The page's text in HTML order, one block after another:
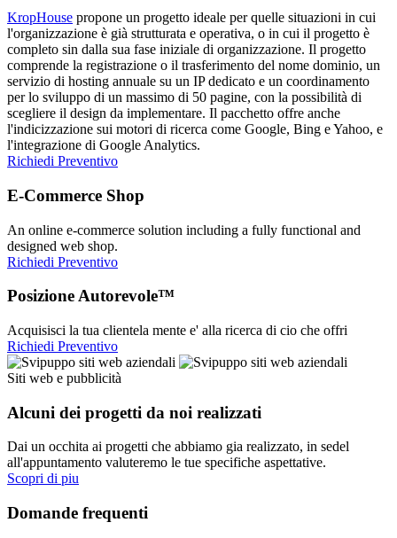
KropHouse propone un progetto ideale per quelle situazioni in cui
l'organizzazione è già strutturata e operativa, o in cui il progetto è
completo sin dalla sua fase iniziale di organizzazione. Il progetto
comprende la registrazione o il trasferimento del nome dominio, un
servizio di hosting annuale su un IP dedicato e un coordinamento
per lo sviluppo di un massimo di 50 pagine, con la possibilità di
scegliere il design da implementare. Il pacchetto offre anche
l'indicizzazione sui motori di ricerca come Google, Bing e Yahoo, e
l'integrazione di Google Analytics.
Richiedi Preventivo
E-Commerce Shop
An online e-commerce solution including a fully functional and
designed web shop.
Richiedi Preventivo
Posizione Autorevole™
Acquisisci la tua clientela mente e' alla ricerca di cio che offri
Richiedi Preventivo
Siti web e pubblicità
Alcuni dei progetti da noi realizzati
Dai un occhita ai progetti che abbiamo gia realizzato, in sedel
all'appuntamento valuteremo le tue specifiche aspettative.
Scopri di piu
Domande frequenti